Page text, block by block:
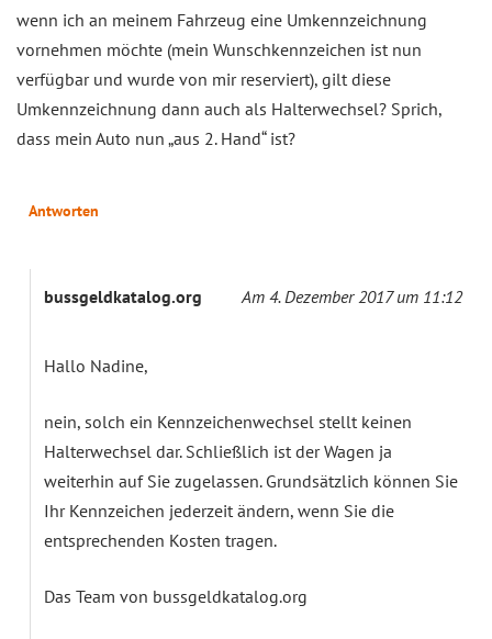
wenn ich an meinem Fahrzeug eine Umkennzeichnung
vornehmen möchte (mein Wunschkennzeichen ist nun
verfügbar und wurde von mir reserviert), gilt diese
Umkennzeichnung dann auch als Halterwechsel? Sprich,
dass mein Auto nun „aus 2. Hand“ ist?
Antworten
bussgeldkatalog.org Am 4. Dezember 2017 um 11:12
Hallo Nadine,
nein, solch ein Kennzeichenwechsel stellt keinen
Halterwechsel dar. Schließlich ist der Wagen ja
weiterhin auf Sie zugelassen. Grundsätzlich können Sie
Ihr Kennzeichen jederzeit ändern, wenn Sie die
entsprechenden Kosten tragen.
Das Team von bussgeldkatalog.org